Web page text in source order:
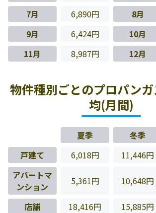
7月
6,890円 8月
9月
6,424円 10月
11月
8,987円 12月
物件種別ごとのプロパン
均(月間)
夏季 冬季
戸建て
6,018円 11,446円
アパートマ
ンション
5,361円 10,648円
店舗 18,416円 15,885円